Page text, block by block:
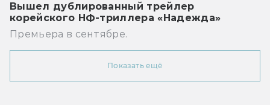
Вышел дублированный трейлер
корейского НФ-триллера «Надежда»
Премьера в сентябре.
Показать ещё